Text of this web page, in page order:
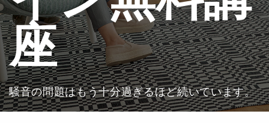
座
騒音の問題はもう十分過ぎるほど続いています。